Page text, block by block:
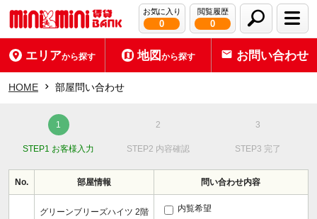
お気に入り
0
閲覧履歴
0
エリアから探す 地図から探す お問い合わせ
HOME 部屋問い合わせ
STEP1 お客様入力 STEP2 内容確認 STEP3 完了
No. 部屋情報 問い合わせ内容
グリーンブリーズハイツ 2階 内覧希望